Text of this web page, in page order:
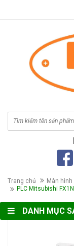
Trang chủ
Màn hình
PLC Mitsubishi
DANH MỤC